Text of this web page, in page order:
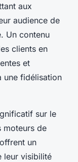
aux
audience de
Un contenu
clients en
et
une fidélisation
sur le
moteurs de
un
leur visibilité